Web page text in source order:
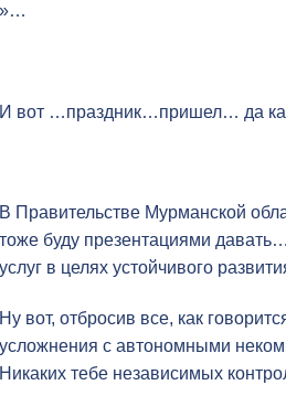
»…
И вот …праздник…пришел… да
В Правительстве Мурманской
тоже буду презентациями
услуг в целях устойчивого
Ну вот, отбросив все, как
усложнения с автономными
Никаких тебе независимых